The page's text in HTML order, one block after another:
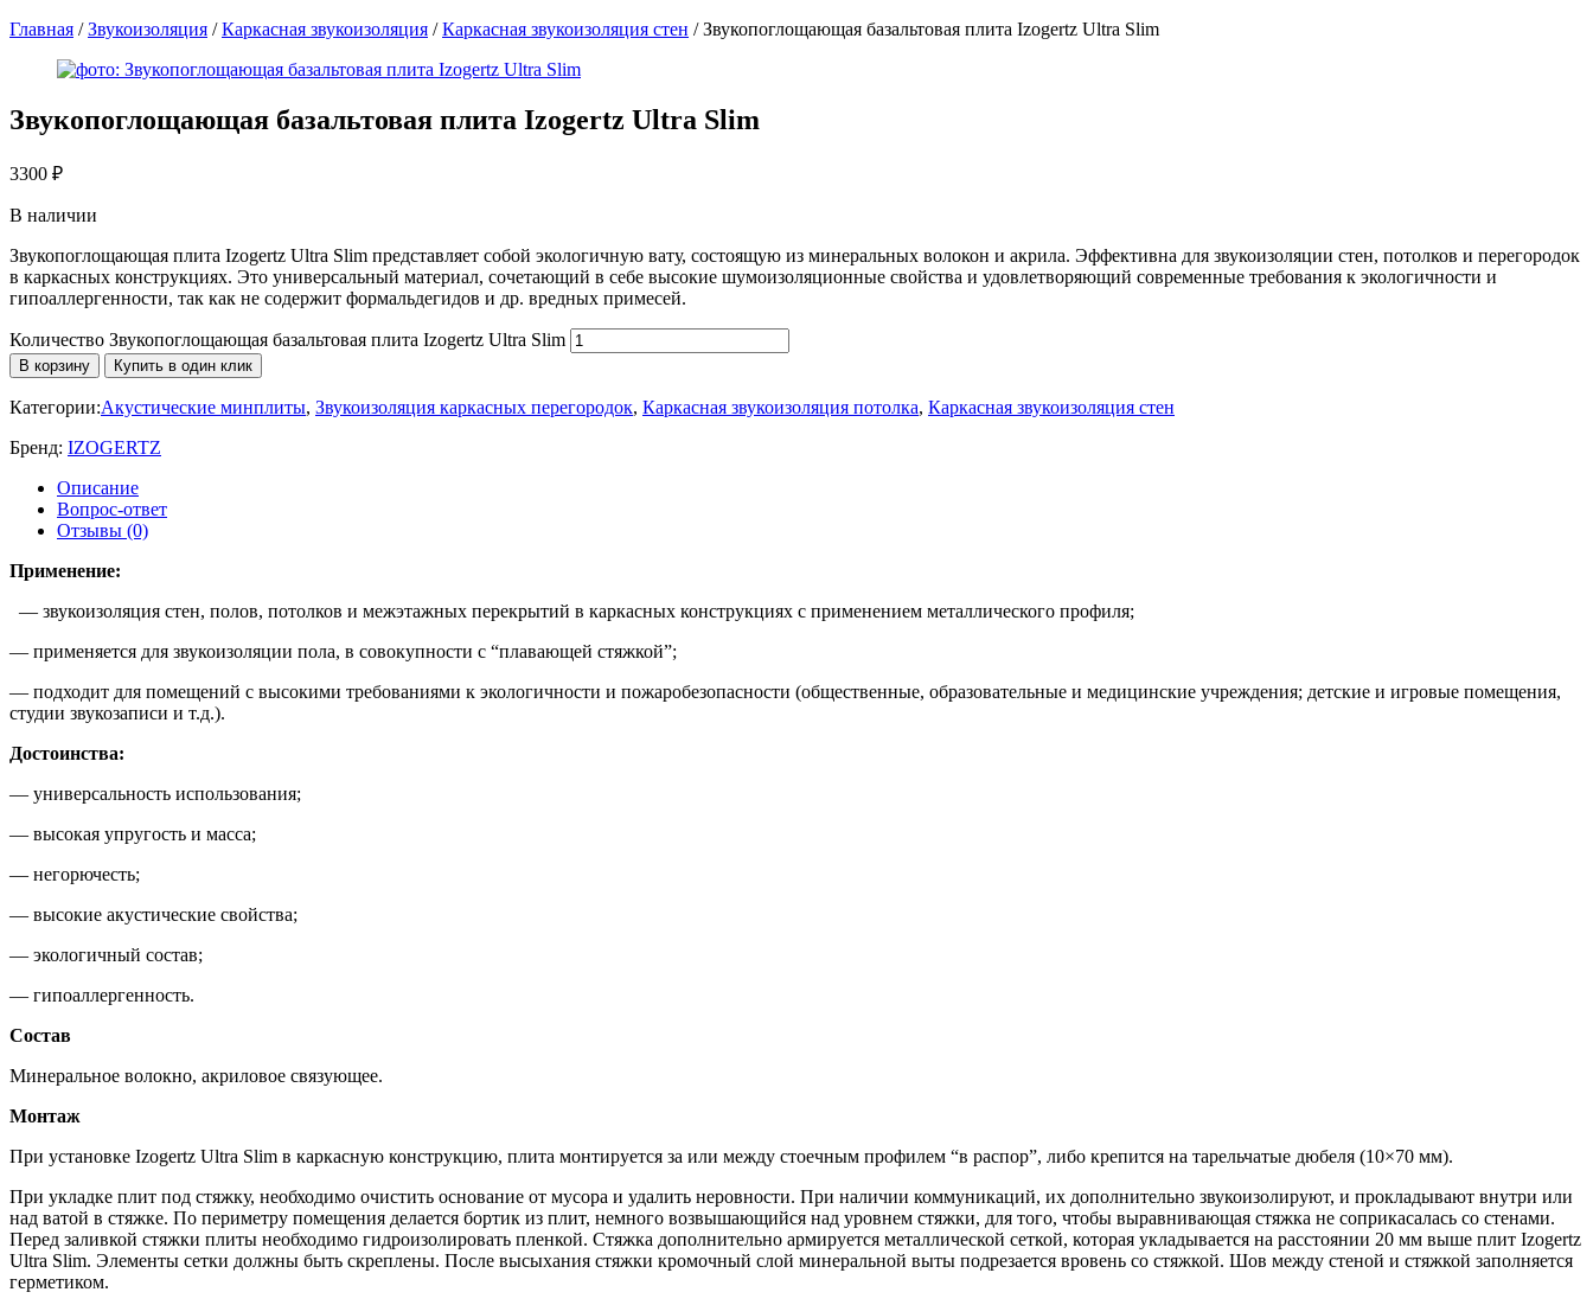
Главная /Звукоизоляция /Каркасная звукоизоляция /Каркасная звукоизоляция стен / Звукопоглощающая базальтовая плита Izogertz Ultra Slim
Звукопоглощающая базальтовая плита Izogertz Ultra Slim
3300 ₽
В наличии
Звукопоглощающая плита Izogertz Ultra Slim представляет собой экологичную вату, состоящую из минеральных волокон и акрила. Эффективна для звукоизоляции стен, потолков и перегородок
в каркасных конструкциях. Это универсальный материал, сочетающий в себе высокие шумоизоляционные свойства и удовлетворяющий современные требования к экологичности и
гипоаллергенности, так как не содержит формальдегидов и др. вредных примесей.
Количество Звукопоглощающая базальтовая плита Izogertz Ultra Slim
В корзину Купить в один клик
Категории:Акустические минплиты, Звукоизоляция каркасных перегородок, Каркасная звукоизоляция потолка, Каркасная звукоизоляция стен
Бренд: IZOGERTZ
Описание
Вопрос-ответ
Отзывы (0)
Применение:
— звукоизоляция стен, полов, потолков и межэтажных перекрытий в каркасных конструкциях с применением металлического профиля;
— применяется для звукоизоляции пола, в совокупности с “плавающей стяжкой”;
— подходит для помещений с высокими требованиями к экологичности и пожаробезопасности (общественные, образовательные и медицинские учреждения; детские и игровые помещения,
студии звукозаписи и т.д.).
Достоинства:
— универсальность использования;
— высокая упругость и масса;
— негорючесть;
— высокие акустические свойства;
— экологичный состав;
— гипоаллергенность.
Состав
Минеральное волокно, акриловое связующее.
Монтаж
При установке Izogertz Ultra Slim в каркасную конструкцию, плита монтируется за или между стоечным профилем “в распор”, либо крепится на тарельчатые дюбеля (10×70 мм).
При укладке плит под стяжку, необходимо очистить основание от мусора и удалить неровности. При наличии коммуникаций, их дополнительно звукоизолируют, и прокладывают внутри или
над ватой в стяжке. По периметру помещения делается бортик из плит, немного возвышающийся над уровнем стяжки, для того, чтобы выравнивающая стяжка не соприкасалась со стенами.
Перед заливкой стяжки плиты необходимо гидроизолировать пленкой. Стяжка дополнительно армируется металлической сеткой, которая укладывается на расстоянии 20 мм выше плит Izogertz
Ultra Slim. Элементы сетки должны быть скреплены. После высыхания стяжки кромочный слой минеральной выты подрезается вровень со стяжкой. Шов между стеной и стяжкой заполняется
герметиком.